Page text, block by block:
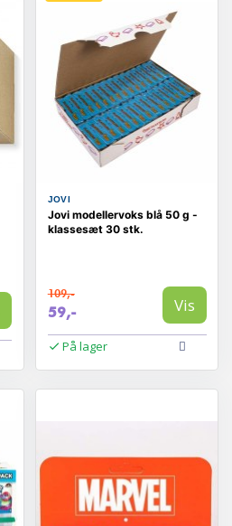
JOVI
Jovi modellervoks blå 50 g -
klassesæt 30 stk.
109,-
59,- Vis
På lager